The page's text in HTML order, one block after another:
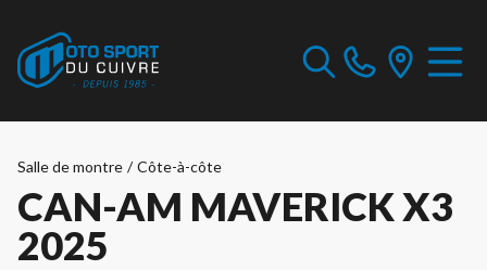
Salle de montre / Côte-à-côte
CAN-AM MAVERICK X3
2025